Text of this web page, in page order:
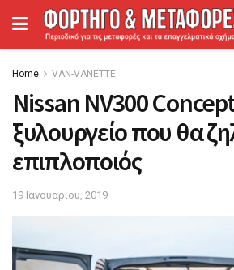
Home VAN-VANETTΕ
Nissan NV300
ξυλουργείο που θα
επιπλοποιός
19 Ιανουαρίου, 2019